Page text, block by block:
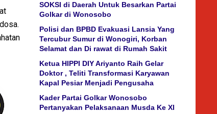
SOKSI di Daerah Untuk Besarkan Partai
Golkar di Wonosobo
Polisi dan BPBD Evakuasi Lansia Yang
Tercubur Sumur di Wonogiri, Korban
Selamat dan Di rawat di Rumah Sakit
Ketua HIPPI DIY Ariyanto Raih Gelar
Doktor , Teliti Transformasi Karyawan
Kapal Pesiar Menjadi Pengusaha
Kader Partai Golkar Wonosobo
Pertanyakan Pelaksanaan Musda Ke XI